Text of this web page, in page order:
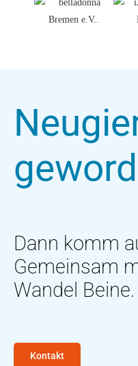
Dann komm
Gemeinsam
Wandel Beine.
Kontakt